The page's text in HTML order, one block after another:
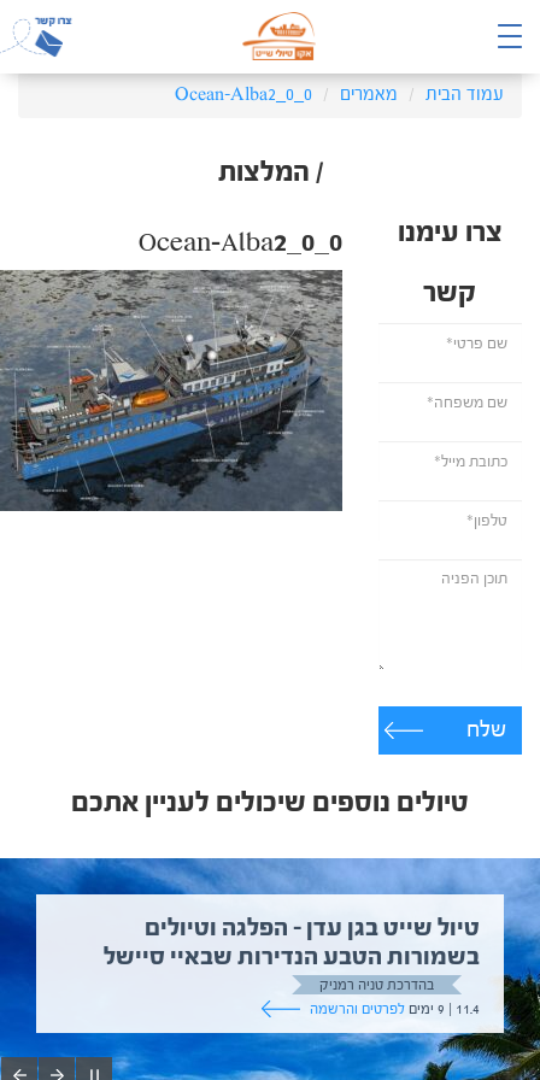
עמוד הבית מאמרים Ocean-Alba2_0_0
/ המלצות
צרו עימנו
קשר
שלח
Ocean-Alba2_0_0
טיולים נוספים שיכולים לעניין אתכם
טיול שייט בגן עדן – הפלגה וטיולים
בשמורות הטבע הנדירות שבאיי סיישל
בהדרכת טניה רמניק
11.4 | 9 ימים
לפרטים והרשמה